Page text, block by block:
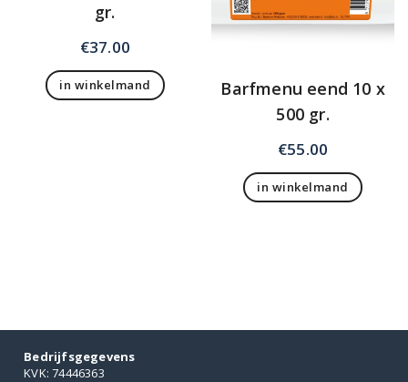
gr.
€37.00
in winkelmand
Barfmenu eend 10 x
500 gr.
€55.00
in winkelmand
Bedrijfsgegevens
KVK: 74446363